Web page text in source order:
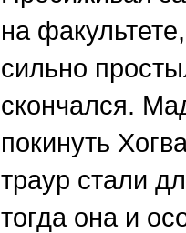
на
сильно
скончался.
покинуть
траур стали
тогда она и